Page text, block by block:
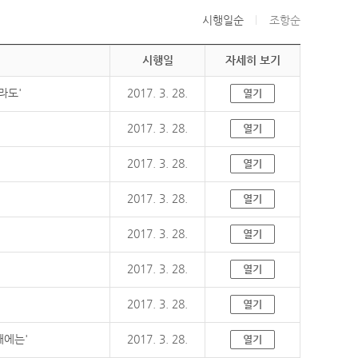
시행일순 조항순
시행일 자세히 보기
도' 2017. 3. 28. 열기
2017. 3. 28. 열기
2017. 3. 28. 열기
2017. 3. 28. 열기
2017. 3. 28. 열기
2017. 3. 28. 열기
2017. 3. 28. 열기
에는' 2017. 3. 28. 열기